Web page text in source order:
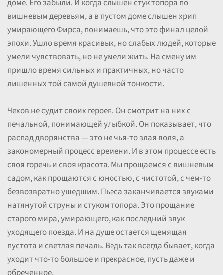
доме. Его забыли. И когда слышен стук топора по
вишневым деревьям, а в пустом доме слышен хрип
умирающего Фирса, понимаешь, что это финал целой
эпохи. Ушло время красивых, но слабых людей, которые
умели чувствовать, но не умели жить. На смену им
пришло время сильных и практичных, но часто
лишенных той самой душевной тонкости.
Чехов не судит своих героев. Он смотрит на них с
печальной, понимающей улыбкой. Он показывает, что
распад дворянства — это не чья-то злая воля, а
закономерный процесс времени. И в этом процессе есть
своя горечь и своя красота. Мы прощаемся с вишневым
садом, как прощаются с юностью, с чистотой, с чем-то
безвозвратно ушедшим. Пьеса заканчивается звуками
натянутой струны и стуком топора. Это прощание
старого мира, умирающего, как последний звук
уходящего поезда. И на душе остается щемящая
пустота и светлая печаль. Ведь так всегда бывает, когда
уходит что-то большое и прекрасное, пусть даже и
обреченное.